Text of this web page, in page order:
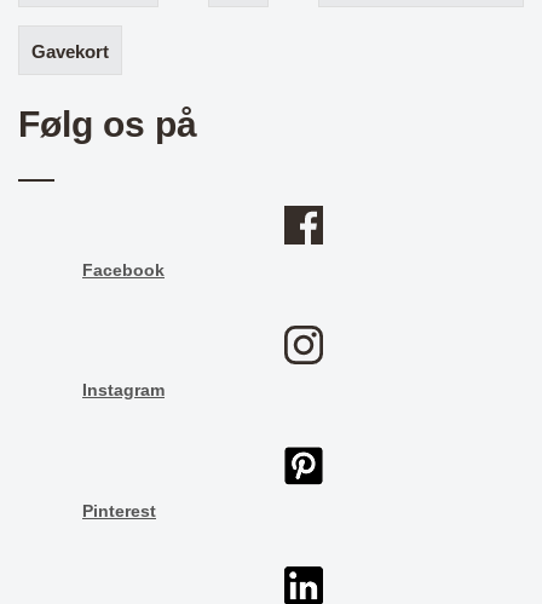
Gavekort
Følg os på
Facebook
Instagram
Pinterest